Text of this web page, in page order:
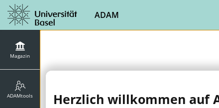
ADAM
Magazin
ADAMtools Herzlich willkommen auf